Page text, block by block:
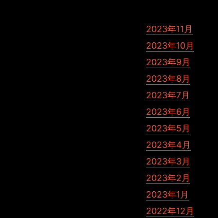
2023年11月
2023年10月
2023年9月
2023年8月
2023年7月
2023年6月
2023年5月
2023年4月
2023年3月
2023年2月
2023年1月
2022年12月